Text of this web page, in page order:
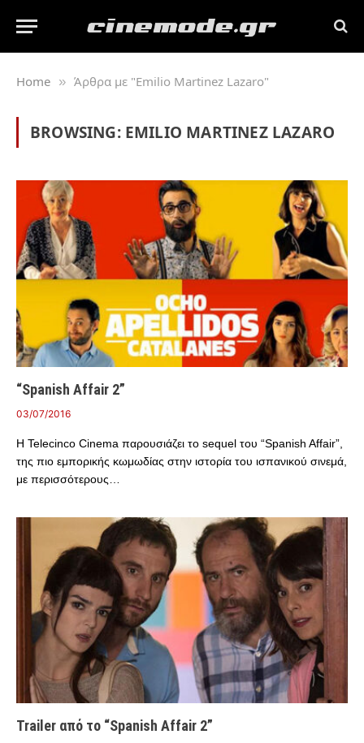
Home » Άρθρα με "Emilio Martinez Lazaro"
BROWSING: EMILIO MARTINEZ LAZARO
“Spanish Affair 2”
03/07/2016
H Telecinco Cinema παρουσιάζει το sequel του “Spanish Affair”,
της πιο εμπορικής κωμωδίας στην ιστορία του ισπανικού σινεμά,
με περισσότερους…
Trailer από το “Spanish Affair 2”